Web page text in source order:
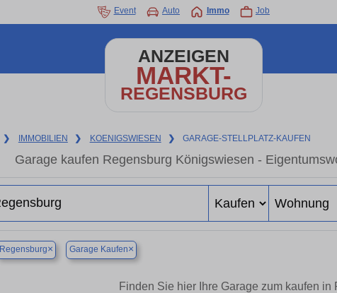
Event Auto Immo Job
ANZEIGEN
MARKT-
REGENSBURG
❯ IMMOBILIEN ❯ KOENIGSWIESEN ❯ GARAGE-STELLPLATZ-KAUFEN
Garage kaufen Regensburg Königswiesen -
Regensburg× Garage Kaufen×
Finden Sie hier Ihre Garage zum kaufen